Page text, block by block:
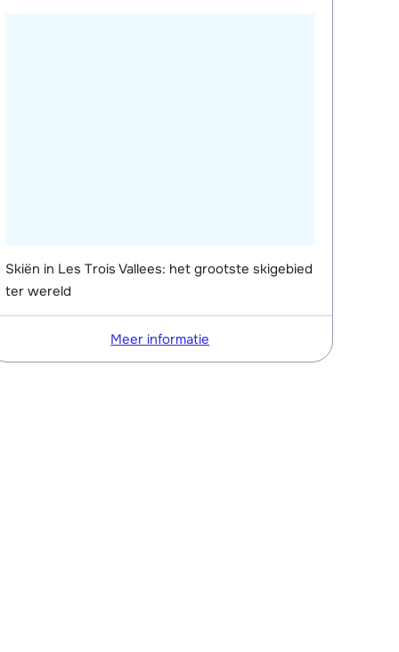
Skiën in Les Trois Vallees: het grootste skigebied
ter wereld
Meer informatie